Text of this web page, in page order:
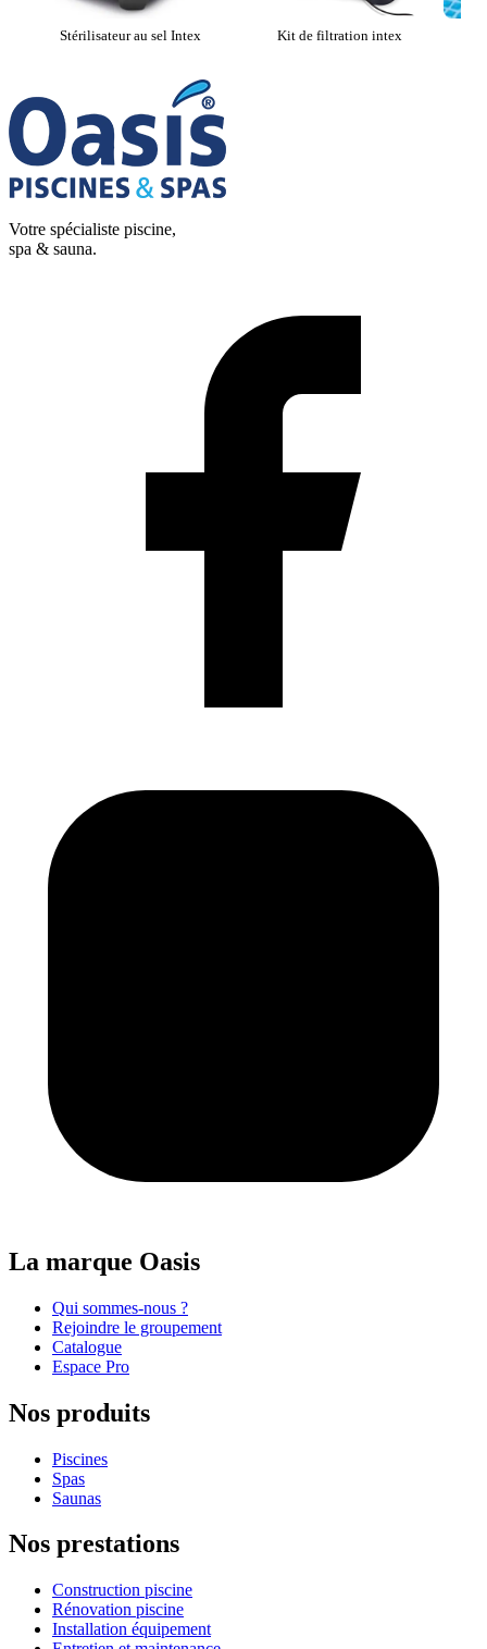
Stérilisateur au sel Intex Kit de filtration intex
Votre spécialiste piscine,
spa & sauna.
La marque Oasis
Qui sommes-nous ?
Rejoindre le groupement
Catalogue
Espace Pro
Nos produits
Piscines
Spas
Saunas
Nos prestations
Construction piscine
Rénovation piscine
Installation équipement